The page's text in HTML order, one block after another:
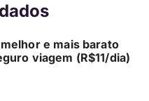
e mais barato
viagem (R$11/dia)